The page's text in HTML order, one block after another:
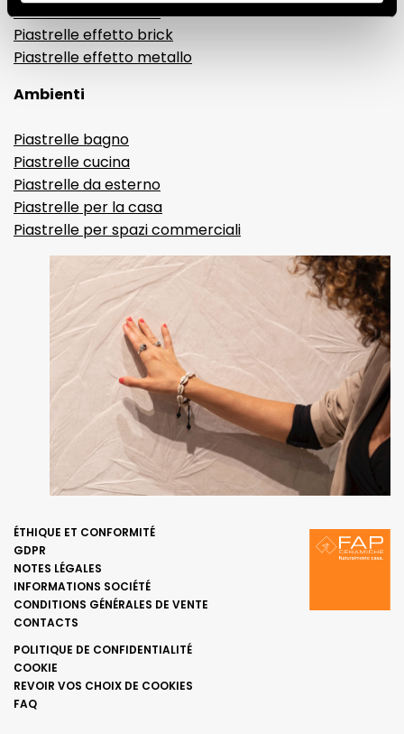
Piastrelle decorative
Piastrelle effetto brick
Piastrelle effetto metallo
Ambienti
Piastrelle bagno
Piastrelle cucina
Piastrelle da esterno
Piastrelle per la casa
Piastrelle per spazi commerciali
ÉTHIQUE ET CONFORMITÉ
GDPR
NOTES LÉGALES
INFORMATIONS SOCIÉTÉ
CONDITIONS GÉNÉRALES DE VENTE
CONTACTS
POLITIQUE DE CONFIDENTIALITÉ
COOKIE
REVOIR VOS CHOIX DE COOKIES
FAQ